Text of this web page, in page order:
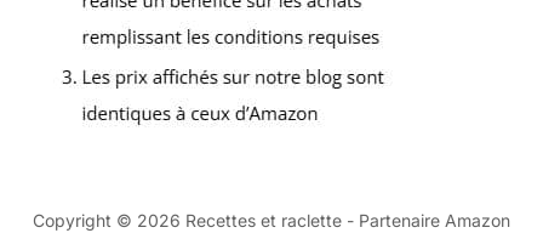
Copyright © 2026 Recettes et raclette - Partenaire Amazon